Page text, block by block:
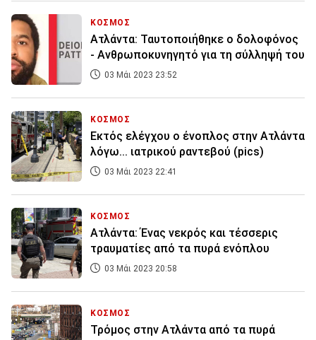
ΚΟΣΜΟΣ
Ατλάντα: Ταυτοποιήθηκε ο δολοφόνος
- Ανθρωποκυνηγητό για τη σύλληψή του
03 Μάι 2023 23:52
ΚΟΣΜΟΣ
Εκτός ελέγχου ο ένοπλος στην Ατλάντα
λόγω... ιατρικού ραντεβού (pics)
03 Μάι 2023 22:41
ΚΟΣΜΟΣ
Ατλάντα: Ένας νεκρός και τέσσερις
τραυματίες από τα πυρά ενόπλου
03 Μάι 2023 20:58
ΚΟΣΜΟΣ
Τρόμος στην Ατλάντα από τα πυρά